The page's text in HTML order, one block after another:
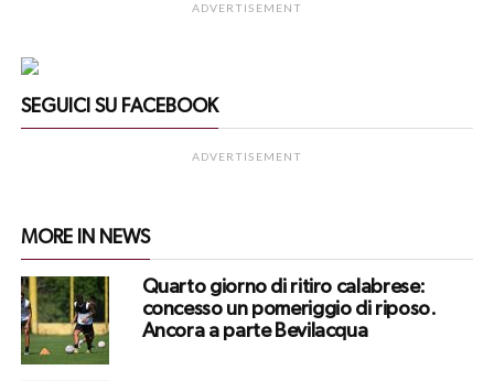
ADVERTISEMENT
SEGUICI SU FACEBOOK
ADVERTISEMENT
MORE IN NEWS
Quarto giorno di ritiro calabrese:
concesso un pomeriggio di riposo.
Ancora a parte Bevilacqua